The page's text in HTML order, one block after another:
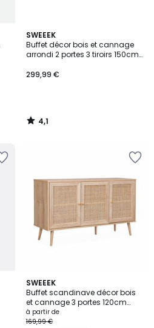
SWEEEK
Buffet décor bois et cannage
arrondi 2 portes 3 tiroirs 150cm
299,99 €
4,1
/ 5
4,1
/
SWEEEK
Buffet scandinave décor bois
et cannage 3 portes 120cm
BOHÈME
à partir de
169,99 €
4
/
5
5
Couleurs